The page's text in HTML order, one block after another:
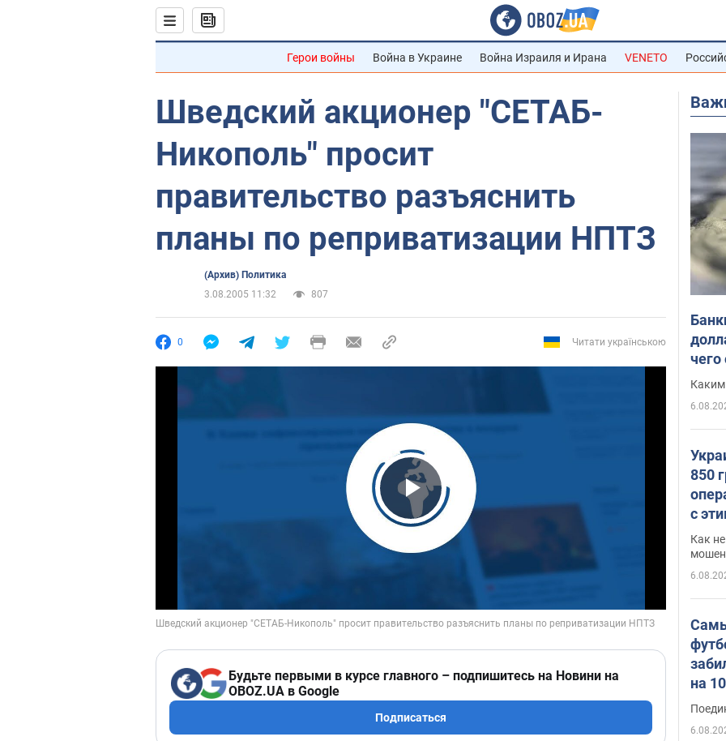
Герои войны Война в Украине Война Израиля и Ирана VENETO
Шведский акционер "СЕТАБ-
Никополь" просит
правительство разъяснить
планы по реприватизации НПТЗ
(Архив) Политика
3.08.2005 11:32
807
0 Читати українською
Play Video
Будьте первыми в курсе главного – подпишитесь на Новини на
OBOZ.UA в Google
Подписаться
Каким
850
с
Как
на